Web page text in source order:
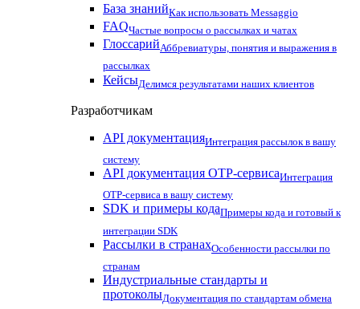
База знанийКак использовать Messaggio
FAQЧастые вопросы о рассылках и чатах
ГлоссарийАббревиатуры, понятия и выражения в
рассылках
КейсыДелимся результатами наших клиентов
Разработчикам
API документацияИнтеграция рассылок в вашу
систему
API документация OTP-сервисаИнтеграция
OTP-сервиса в вашу систему
SDK и примеры кодаПримеры кода и готовый к
интеграции SDK
Рассылки в странахОсобенности рассылки по
странам
Индустриальные стандарты и
протоколыДокументация по стандартам обмена